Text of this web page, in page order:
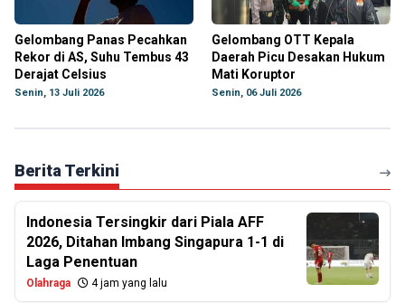
Gelombang Panas Pecahkan
Rekor di AS, Suhu Tembus 43
Derajat Celsius
Senin, 13 Juli 2026
Gelombang OTT Kepala
Daerah Picu Desakan Hukum
Mati Koruptor
Senin, 06 Juli 2026
Berita Terkini
Indonesia Tersingkir dari Piala AFF
2026, Ditahan Imbang Singapura 1-1 di
Laga Penentuan
Olahraga 4 jam yang lalu